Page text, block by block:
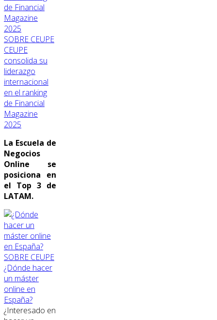
SOBRE CEUPE
CEUPE
consolida su
liderazgo
internacional
en el ranking
de Financial
Magazine
2025
La Escuela de
Negocios
Online se
posiciona en
el Top 3 de
LATAM.
SOBRE CEUPE
¿Dónde hacer
un máster
online en
España?
¿Interesado en